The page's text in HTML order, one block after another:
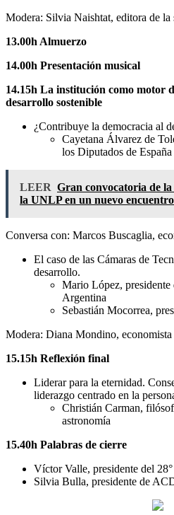
Modera: Silvia Naishtat, editora de
13.00h Almuerzo
14.00h Presentación musical
14.15h La institución como motor
desarrollo sostenible
¿Contribuye la democracia al
Cayetana Álvarez de
los Diputados de España
LEER Gran convocatoria de
la UNLP en un nuevo
Conversa con: Marcos Buscaglia,
El caso de las Cámaras de
desarrollo.
Mario López, presidente
Argentina
Sebastián Mocorrea,
Modera: Diana Mondino, economista
15.15h Reflexión final
Liderar para la eternidad.
liderazgo centrado en la
Christián Carman,
astronomía
15.40h Palabras de cierre
Víctor Valle, presidente del
Silvia Bulla, presidente de